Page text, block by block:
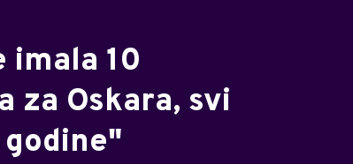
imala 10
za Oskara, svi